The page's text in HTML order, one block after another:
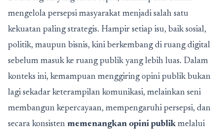
mengelola persepsi masyarakat menjadi salah satu
kekuatan paling strategis. Hampir setiap isu, baik sosial,
politik, maupun bisnis, kini berkembang di ruang digital
sebelum masuk ke ruang publik yang lebih luas. Dalam
konteks ini, kemampuan menggiring opini publik bukan
lagi sekadar keterampilan komunikasi, melainkan seni
membangun kepercayaan, mempengaruhi persepsi, dan
secara konsisten memenangkan opini publik melalui